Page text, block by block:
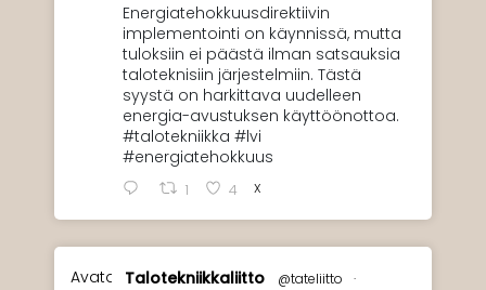
Energiatehokkuusdirektiivin
implementointi on käynnissä, mutta
tuloksiin ei päästä ilman satsauksia
taloteknisiin järjestelmiin. Tästä
syystä on harkittava uudelleen
energia-avustuksen käyttöönottoa.
#talotekniikka #lvi
#energiatehokkuus
1 4 X
Avatar Talotekniikkaliitto @tateliitto
·